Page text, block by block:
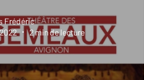
Frédéric
2 min de lecture